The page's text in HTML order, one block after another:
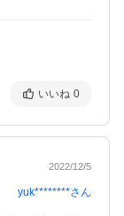
いいね 0
2022/12/5
yuk********さん